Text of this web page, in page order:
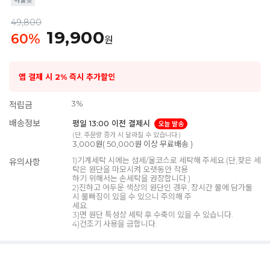
49,800
60% 19,900원
앱 결제 시 2% 즉시 추가할인
적립금 3%
배송정보 평일 13:00 이전 결제시
오늘 발송
(단, 주문량 증가 시 달라질 수 있습니다.)
3,000원( 50,000원 이상 무료배송 )
유의사항
1)기계세탁 시에는 섬세/울코스로 세탁해 주세요.(단,잦은 세
탁은 원단을 마모시켜 오랫동안 착용
하기 위해서는 손세탁을 권장합니다.)
2)진하고 어두운 색상의 원단인 경우, 장시간 물에 담가둘
시 물빠짐이 있을 수 있으니 주의해 주
세요.
3)면 원단 특성상 세탁 후 수축이 있을 수 있습니다.
4)건조기 사용을 금합니다.